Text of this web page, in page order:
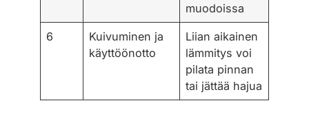
muodoissa
6
Kuivuminen ja
käyttöönotto
Liian aikainen
lämmitys voi
pilata pinnan
tai jättää hajua